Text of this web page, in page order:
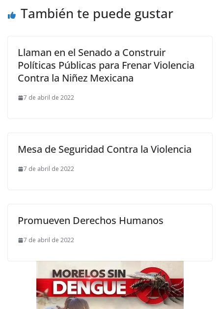
También te puede gustar
Llaman en el Senado a Construir
Políticas Públicas para Frenar Violencia
Contra la Niñez Mexicana
7 de abril de 2022
Mesa de Seguridad Contra la Violencia
7 de abril de 2022
Promueven Derechos Humanos
7 de abril de 2022